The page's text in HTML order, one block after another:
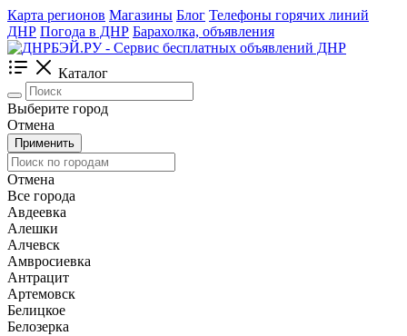
Карта регионов Магазины Блог Телефоны горячих линий
ДНР Погода в ДНР Барахолка, объявления
Каталог
Выберите город
Отмена
Применить
Отмена
Все города
Авдеевка
Алешки
Алчевск
Амвросиевка
Антрацит
Артемовск
Белицкое
Белозерка